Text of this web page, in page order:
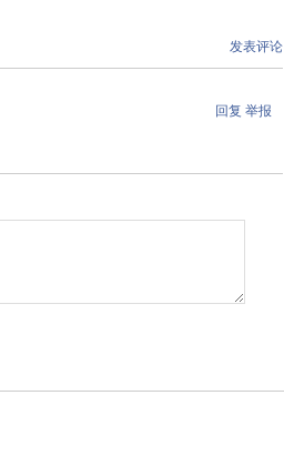
发表评论
回复 举报